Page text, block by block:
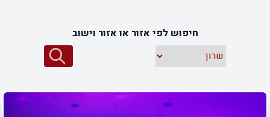
חיפוש לפי אזור או אזור וישוב